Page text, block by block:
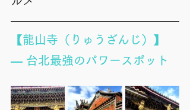
【龍山寺（りゅうざんじ）】
— 台北最強のパワースポット